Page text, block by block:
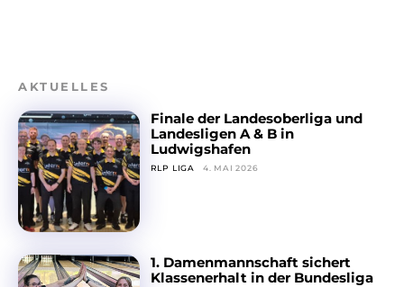
AKTUELLES
Finale der Landesoberliga und
Landesligen A & B in
Ludwigshafen
RLP LIGA 4. MAI 2026
1. Damenmannschaft sichert
Klassenerhalt in der Bundesliga